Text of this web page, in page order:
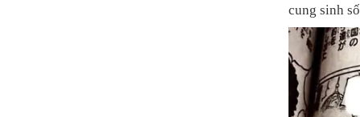
cung sinh